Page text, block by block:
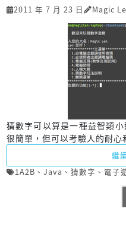
2011 年 7 月 23 日 Magic
猜數字可以算是一種益智類
很簡單，但可以考驗人的耐心
繼
1A2B 、 Java 、 猜數字 、 電子